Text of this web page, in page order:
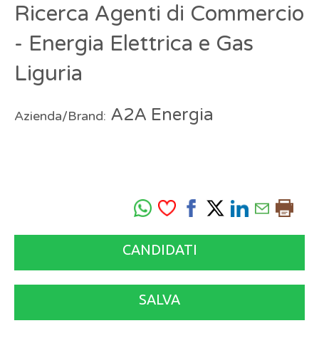
Ricerca Agenti di Commercio
- Energia Elettrica e Gas
Liguria
Azienda/Brand: A2A Energia
CANDIDATI
SALVA